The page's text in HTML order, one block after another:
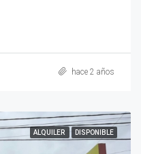
hace 2 años
ALQUILER DISPONIBLE